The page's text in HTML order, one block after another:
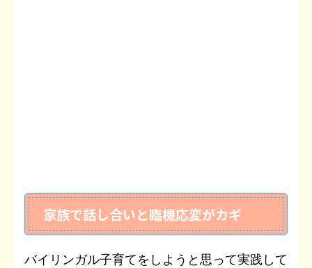
家族で話し合いと臨機応変がカギ
バイリンガル子育てをしようと思って実践して